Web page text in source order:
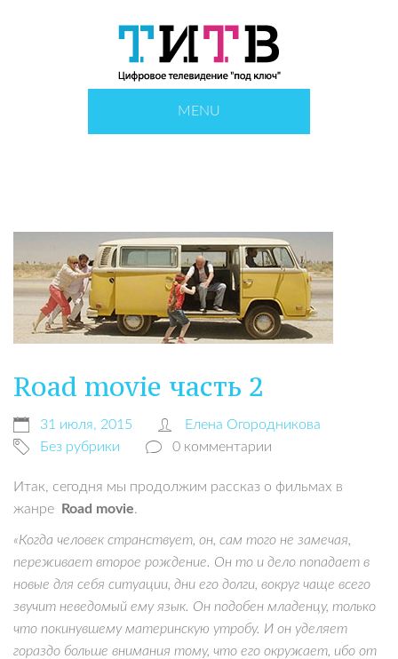
MENU
Road movie часть 2
31 июля, 2015
Елена Огородникова
Без рубрики
0 комментарии
Итак, сегодня мы продолжим рассказ о фильмах в
жанре
Road movie.
«Когда человек странствует, он, сам того не замечая,
переживает второе рождение. Он то и дело попадает в
новые для себя ситуации, дни его долги, вокруг чаще всего
звучит неведомый ему язык. Он подобен младенцу, только
что покинувшему материнскую утробу. И он уделяет
гораздо больше внимания тому, что его окружает, ибо от